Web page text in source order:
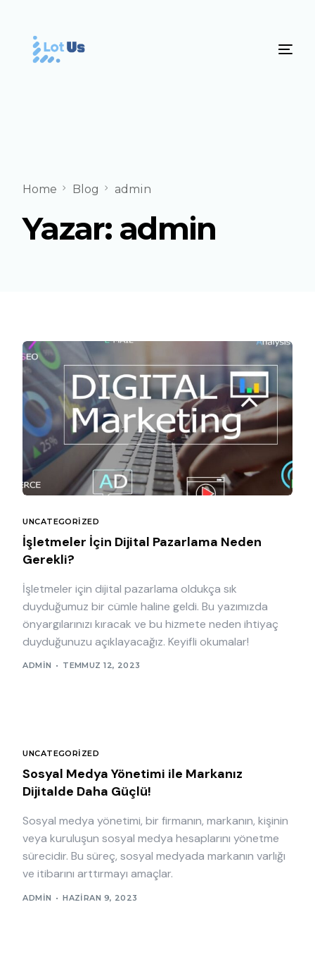
Home Blog admin
Yazar: admin
UNCATEGORIZED
İşletmeler İçin Dijital Pazarlama Neden
Gerekli?
İşletmeler için dijital pazarlama oldukça sık
duyduğumuz bir cümle haline geldi. Bu yazımızda
önyargılarınızı kıracak ve bu hizmete neden ihtiyaç
duyduğunuzu açıklayacağız. Keyifli okumalar!
ADMIN TEMMUZ 12, 2023
UNCATEGORIZED
Sosyal Medya Yönetimi ile Markanız
Dijitalde Daha Güçlü!
Sosyal medya yönetimi, bir firmanın, markanın, kişinin
veya kuruluşun sosyal medya hesaplarını yönetme
sürecidir. Bu süreç, sosyal medyada markanın varlığı
ve itibarını arttırmayı amaçlar.
ADMIN HAZIRAN 9, 2023